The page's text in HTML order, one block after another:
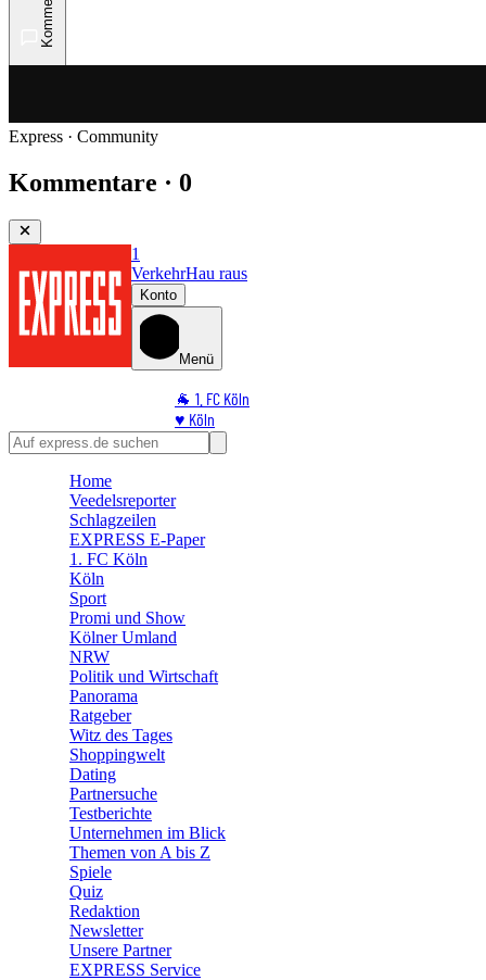
Express · Community
Kommentare · 0
1
VerkehrHau raus
Konto
Menü
🐐 1. FC Köln
♥️ Köln
⭐ Promi
🛒 Shoppingwelt
Home
Veedelsreporter
Schlagzeilen
EXPRESS E-Paper
1. FC Köln
Köln
Sport
Promi und Show
Kölner Umland
NRW
Politik und Wirtschaft
Panorama
Ratgeber
Witz des Tages
Shoppingwelt
Dating
Partnersuche
Testberichte
Unternehmen im Blick
Themen von A bis Z
Spiele
Quiz
Redaktion
Newsletter
Unsere Partner
EXPRESS Service